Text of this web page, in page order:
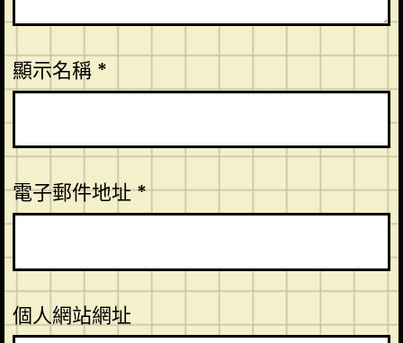
顯示名稱 *
電子郵件地址*
個人網站網址